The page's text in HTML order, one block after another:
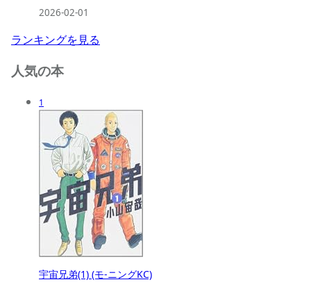
2026-02-01
ランキングを見る
人気の本
1
宇宙兄弟(1) (モ-ニングKC)